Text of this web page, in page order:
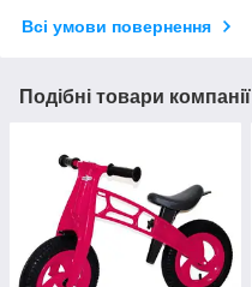
Всі умови повернення
Подібні товари компанії